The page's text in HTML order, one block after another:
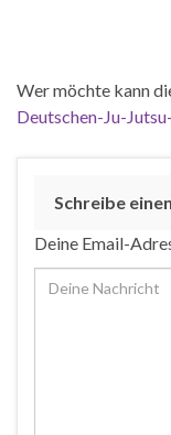
Wer möchte kann
Deutschen-Ju-
Schreibe
Deine Email-